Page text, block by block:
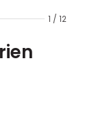
1 / 12